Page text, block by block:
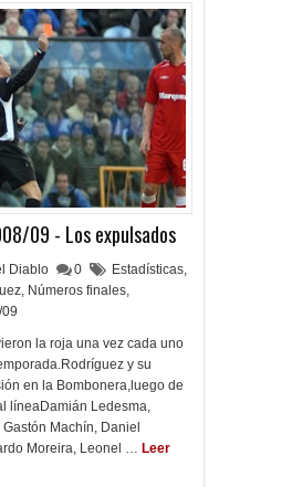
09 - Los expulsados
Diablo 0 Estadísticas,
, Números finales,
la roja una vez cada uno
y su
en la Bombonera,luego de
líneaDamián Ledesma,
Machín, Daniel
Moreira, Leonel … Leer